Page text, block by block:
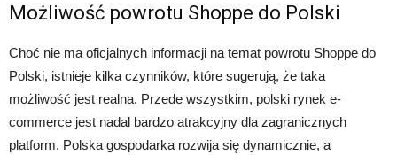
Możliwość powrotu Shoppe do Polski
Choć nie ma oficjalnych informacji na temat powrotu Shoppe do
Polski, istnieje kilka czynników, które sugerują, że taka
możliwość jest realna. Przede wszystkim, polski rynek e-
commerce jest nadal bardzo atrakcyjny dla zagranicznych
platform. Polska gospodarka rozwija się dynamicznie, a